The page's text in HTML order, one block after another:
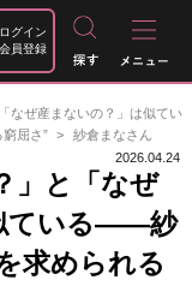
ログイン
会員登録
なぜ産まないの？」は似てい
屈さ”
紗倉まなさん
2026.04.24
」と「なぜ
ている――紗
求められる